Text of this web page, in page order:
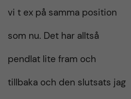
vi t ex på samma position
som nu. Det har alltså
pendlat lite fram och
tillbaka och den slutsats jag